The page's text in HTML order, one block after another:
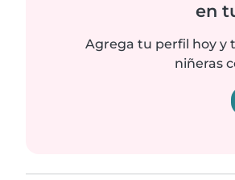
en
Agrega tu perfil hoy y
niñeras